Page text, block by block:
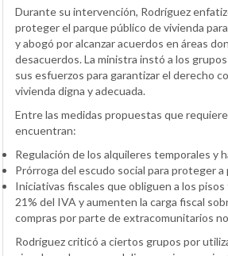
Durante su intervención, Rodríguez
proteger el parque público de vivienda
y abogó por alcanzar acuerdos en áreas
desacuerdos. La ministra instó a los
sus esfuerzos para garantizar el derecho
vivienda digna y adecuada.
Entre las medidas propuestas que
encuentran:
Regulación de los alquileres temporales y
Prórroga del escudo social para proteger
Iniciativas fiscales que obliguen a los
21% del IVA y aumenten la carga fiscal
compras por parte de extracomunitarios
Rodríguez criticó a ciertos grupos por